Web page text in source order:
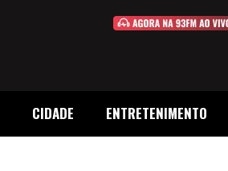
CIDADE ENTRETENIMENTO